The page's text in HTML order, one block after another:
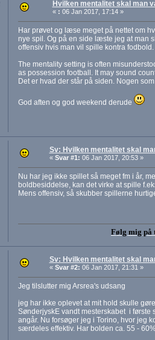
Hvilken mentalitet skal man
« : 06 Jan 2017, 17:14 »
Har prøvet og læse meget på nettet om
nye spil. Og på en side læste jeg at man
offensiv hvis man vil spille kontra
The mentality setting is often
as possession football. It may sound
Det er hvad der står på siden. Nogen
God aften og god weekend derude
Sv: Hvilken mentalitet skal
« Svar #1: 06 Jan 2017, 20:53 »
Nu har jeg ikke spillet så meget fm i år,
boldbesiddelse, kan det virke at spille
Mens offensiv, så skubber spillerne
Følg mig på
Sv: Hvilken mentalitet skal
« Svar #2: 06 Jan 2017, 21:31 »
Jeg tilslutter mig Arsrea's udsang
jeg har ikke oplevet at mit hold skulle
SønderjyskE vandt mesterskabet i første
angår. Nu forsøger jeg i Torino, hvor jeg
særdeles effektiv. Har bolden ca. 55 -